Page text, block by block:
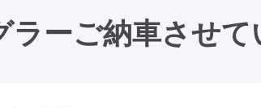
ラーご納車させて